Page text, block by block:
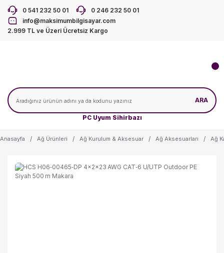
0 541 232 50 01
0 246 232 50 01
info@maksimumbilgisayar.com
2.999 TL ve Üzeri Ücretsiz Kargo
PC Uyum Sihirbazı
ARA
Anasayfa Ağ Ürünleri Ağ Kurulum & Aksesuar Ağ Aksesuarları Ağ